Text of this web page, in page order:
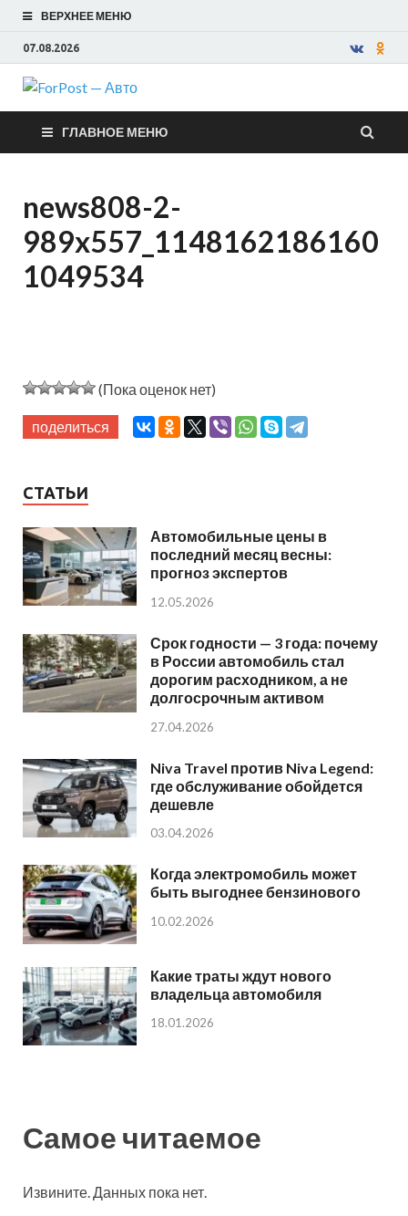
ВЕРХНЕЕ МЕНЮ
07.08.2026
ForPost —
Авто
ГЛАВНОЕ МЕНЮ
news808-2-
989x557_1148162186160
1049534
(Пока оценок нет)
поделиться
СТАТЬИ
Автомобильные цены в
последний месяц весны:
прогноз экспертов
12.05.2026
Срок годности — 3 года: почему
в России автомобиль стал
дорогим расходником, а не
долгосрочным активом
27.04.2026
Niva Travel против Niva Legend:
где обслуживание обойдется
дешевле
03.04.2026
Когда электромобиль может
быть выгоднее бензинового
10.02.2026
Какие траты ждут нового
владельца автомобиля
18.01.2026
Самое читаемое
Извините. Данных пока нет.